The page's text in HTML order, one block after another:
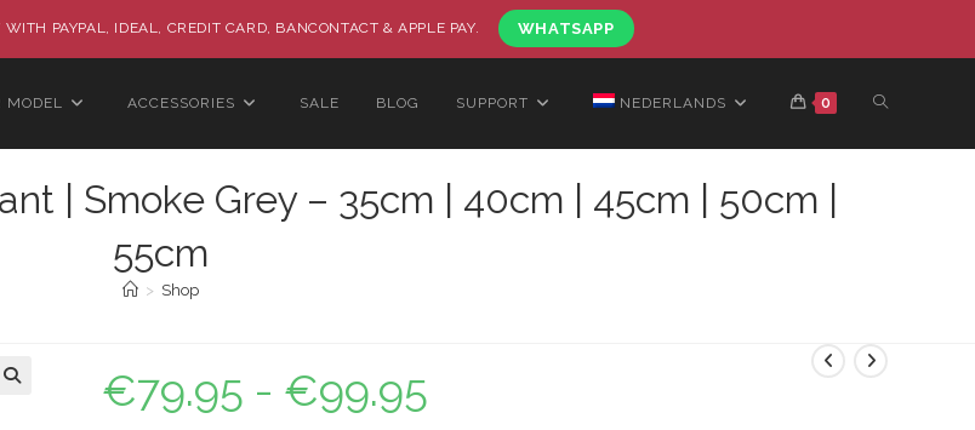
PAYPAL, IDEAL, CREDIT CARD, BANCONTACT & APPLE PAY. WHATSAPP
MODEL ACCESSORIES SALE BLOG SUPPORT NEDERLANDS 0
| Smoke Grey – 35cm | 40cm | 45cm | 50cm |
55cm
> Shop
€79.95 - €99.95